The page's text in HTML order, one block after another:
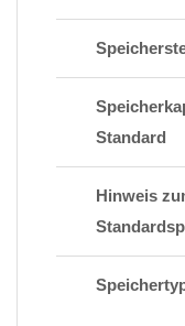
Standard
Hinweis